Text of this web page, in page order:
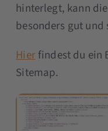
hinterlegt, kann
besonders gut
Hierfindest du ein
Sitemap.